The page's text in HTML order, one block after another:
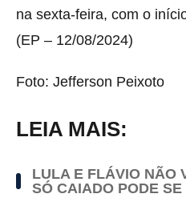
na sexta-feira, com o
(EP – 12/08/2024)
Foto: Jefferson Peixoto
LEIA MAIS:
LULA E FLÁVIO NÃO
SÓ CAIADO PODE